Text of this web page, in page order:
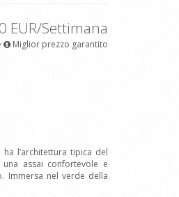
EUR/Settimana
Miglior prezzo garantito
l’architettura tipica del
assai confortevole e
Immersa nel verde della